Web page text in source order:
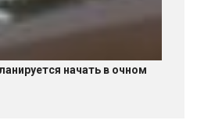
начать в очном